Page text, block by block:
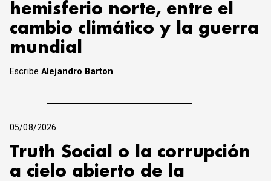
hemisferio norte, entre el
cambio climático y la guerra
mundial
EscribeAlejandro Barton
05/08/2026
Truth Social o la corrupción
a cielo abierto de la